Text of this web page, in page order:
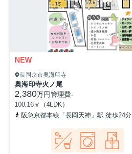
NEW
長岡京市奥海印寺
奥海印寺火ノ尾
2,380万円管理費-
100.16㎡（4LDK）
阪急京都本線「長岡天神」駅 徒歩24分